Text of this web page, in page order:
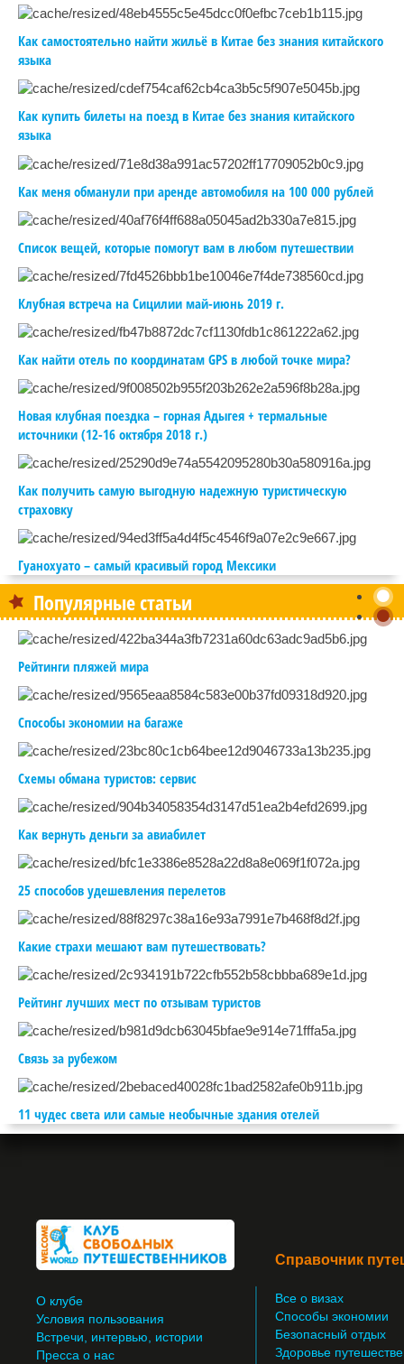
Как самостоятельно найти жильё в Китае без знания китайского
языка
Как купить билеты на поезд в Китае без знания китайского
языка
Как меня обманули при аренде автомобиля на 100 000 рублей
Список вещей, которые помогут вам в любом путешествии
Клубная встреча на Сицилии май-июнь 2019 г.
Как найти отель по координатам GPS в любой точке мира?
Новая клубная поездка – горная Адыгея + термальные
источники (12-16 октября 2018 г.)
Как получить самую выгодную надежную туристическую
страховку
Гуанохуато – самый красивый город Мексики
Популярные статьи
Рейтинги пляжей мира
Способы экономии на багаже
Схемы обмана туристов: сервис
Как вернуть деньги за авиабилет
25 способов удешевления перелетов
Какие страхи мешают вам путешествовать?
Рейтинг лучших мест по отзывам туристов
Связь за рубежом
11 чудес света или самые необычные здания отелей
О клубе
Условия пользования
Встречи, интервью, истории
Пресса о нас
Справочник
Все о визах
Способы экономии
Безопасный отдых
Здоровье